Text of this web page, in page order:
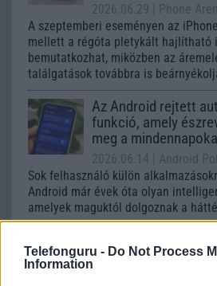
Telefonguru - Do Not Process
Information
2026.06.29
| Phone
A szeptemberi eseményen az
mellett a régóta pletykált hajlítható
bemutatkozhat, miközben az
találgatások továbbra is
Az Android rejtett
funkció, amely
meg a
2026.06.14
| Android
Sok felhasználó külön
Android már évek óta olyan
amelyek maguktól dolgoznak a
Ez a rejtett Samsung
megváltoztatja a